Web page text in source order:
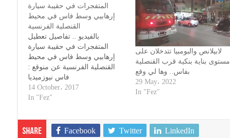
المتفجرات في حقيبة سيارة
إرهابيي وسط فاس في محيط
القنصلية الفرنسية
بالفيديو .. تفاصيل تعطيل
المتفجرات في حقيبة سيارة
إرهابيي وسط فاس في محيط
القنصلية الفرنسية عن منوقع :
فاس نيوزميديا
14 October، 2017
In "Fez"
لابيلانص والبومبيا تتدخلان على
مستوى بناية بنكية قرب القنصلية
بفاس.. وها لي وقع
29 May، 2022
In "Fez"
Share Facebook Twitter LinkedIn